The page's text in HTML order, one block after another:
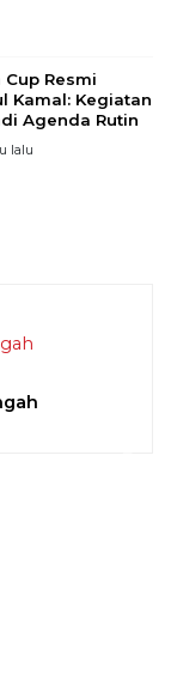
Resmi
Kamal: Kegiatan
Agenda Rutin
lalu